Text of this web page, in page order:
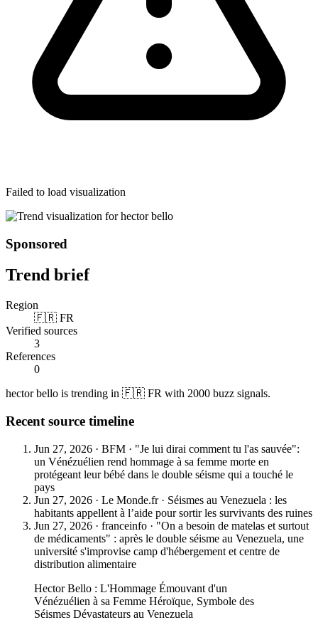
Failed to load visualization
Sponsored
Trend brief
Region
🇫🇷 FR
Verified sources
3
References
0
hector bello is trending in 🇫🇷 FR with 2000 buzz signals.
Recent source timeline
Jun 27, 2026 · BFM · "Je lui dirai comment tu l'as sauvée":
un Vénézuélien rend hommage à sa femme morte en
protégeant leur bébé dans le double séisme qui a touché le
pays
Jun 27, 2026 · Le Monde.fr · Séismes au Venezuela : les
habitants appellent à l’aide pour sortir les survivants des ruines
Jun 27, 2026 · franceinfo · "On a besoin de matelas et surtout
de médicaments" : après le double séisme au Venezuela, une
université s'improvise camp d'hébergement et centre de
distribution alimentaire
Hector Bello : L'Hommage Émouvant d'un
Vénézuélien à sa Femme Héroïque, Symbole des
Séismes Dévastateurs au Venezuela